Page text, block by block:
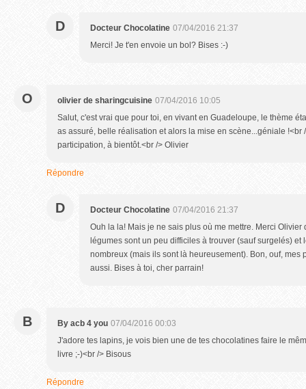
D Docteur Chocolatine 07/04/2016 21:37
Merci! Je t'en envoie un bol? Bises :-)
O olivier de sharingcuisine 07/04/2016 10:05
Salut, c'est vrai que pour toi, en vivant en Guadeloupe, le thème
as assuré, belle réalisation et alors la mise en scène...géniale !<br
participation, à bientôt.<br /> Olivier
Répondre
D Docteur Chocolatine 07/04/2016 21:37
Ouh la la! Mais je ne sais plus où me mettre. Merci Olivier
légumes sont un peu difficiles à trouver (sauf surgelés)
nombreux (mais ils sont là heureusement). Bon, ouf, mes
aussi. Bises à toi, cher parrain!
B By acb 4 you 07/04/2016 00:03
J'adore tes lapins, je vois bien une de tes chocolatines faire le
livre ;-)<br /> Bisous
Répondre